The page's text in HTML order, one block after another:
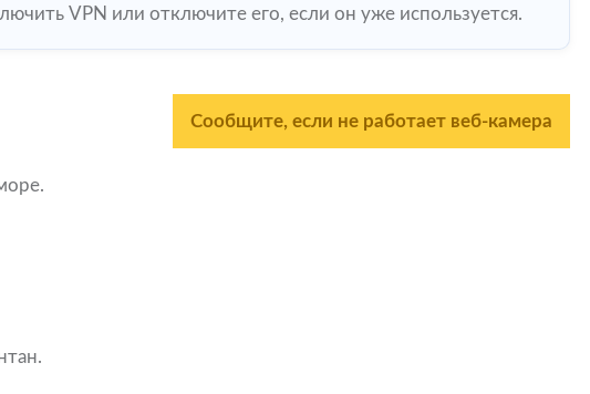
VPN или отключите его, если он уже используется.
Сообщите, если не работает веб-камера